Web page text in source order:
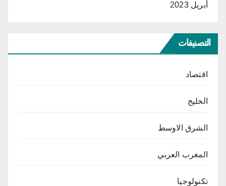
أبريل 2023
التصنيفات
اقتصاد
الخليج
الشرق الاوسط
المغرب العربي
تكنولوجيا